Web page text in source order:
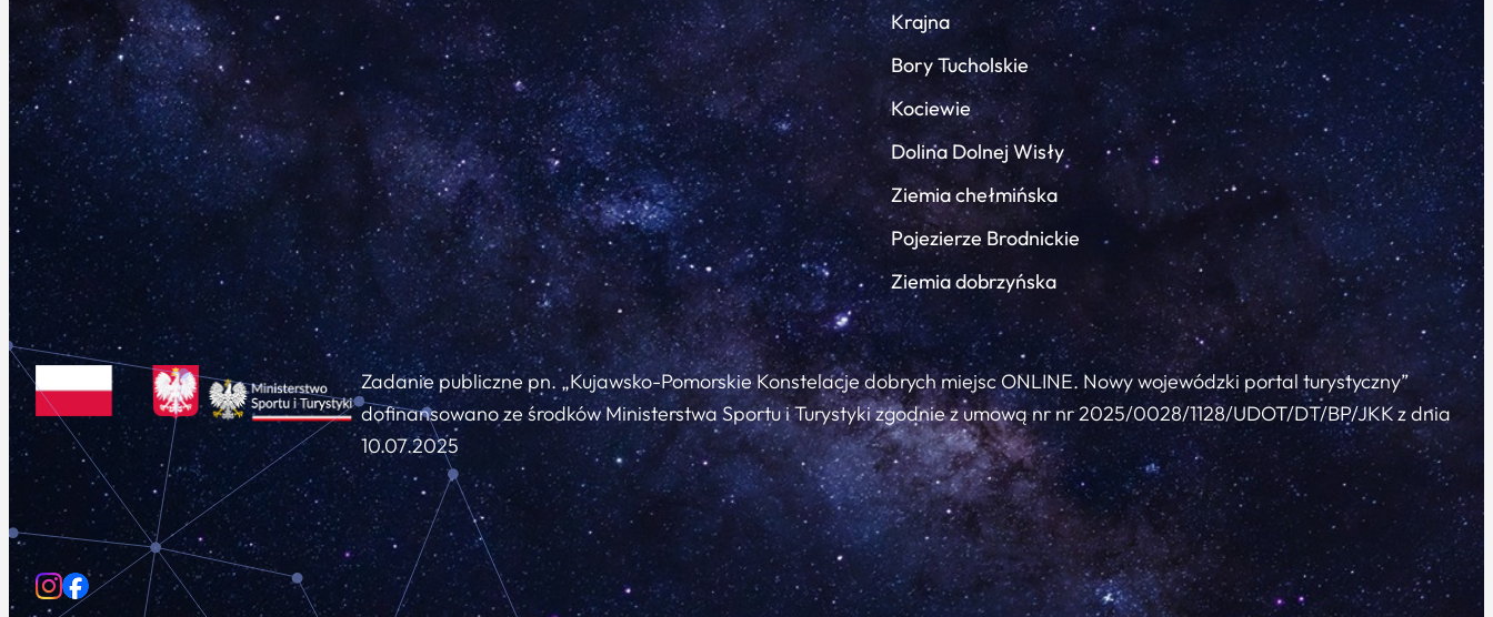
Krajna
Bory Tucholskie
Kociewie
Dolina Dolnej Wisły
Ziemia chełmińska
Pojezierze Brodnickie
Ziemia dobrzyńska
Zadanie publiczne pn. „Kujawsko-Pomorskie Konstelacje dobrych miejsc ONLINE. Nowy wojewódzki portal turystyczny”
dofinansowano ze środków Ministerstwa Sportu i Turystyki zgodnie z umową nr nr 2025/0028/1128/UDOT/DT/BP/JKK z dnia
10.07.2025